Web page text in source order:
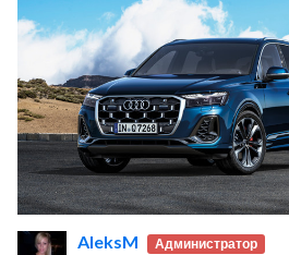
AleksM Администратор